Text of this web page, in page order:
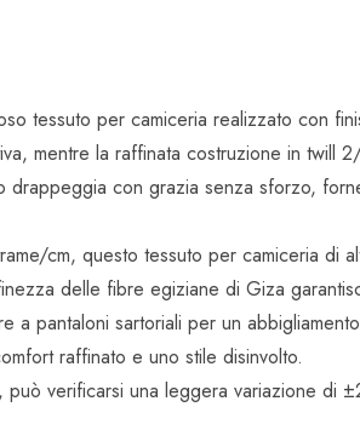
tessuto per camiceria realizzato con
mentre la raffinata costruzione in twill
con grazia senza sforzo,
cm, questo tessuto per camiceria di
delle fibre egiziane di Giza
pantaloni sartoriali per un
raffinato e uno stile disinvolto.
verificarsi una leggera variazione di